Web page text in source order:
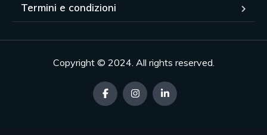
Termini e condizioni
Copyright © 2024. All rights reserved.